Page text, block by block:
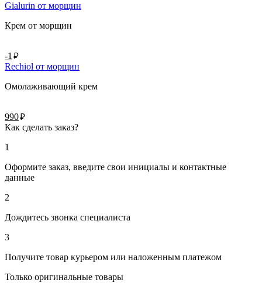
Gialurin от морщин
Крем от морщин
-1 руб.
Rechiol от морщин
Омолаживающий крем
990руб.
Как сделать заказ?
1
Оформите заказ, введите свои инициалы и контактные
данные
2
Дождитесь звонка специалиста
3
Получите товар курьером или наложенным платежом
Только оригинальные товары